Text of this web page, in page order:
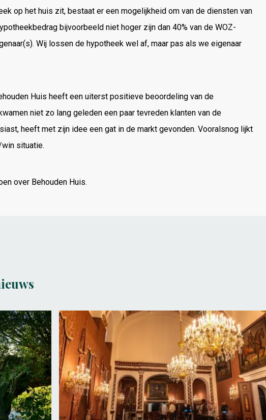
op het huis zit, bestaat er een mogelijkheid om van de diensten van
bijvoorbeeld niet hoger zijn dan 40% van de WOZ-
Wij lossen de hypotheek wel af, maar pas als we eigenaar
Huis heeft een uiterst positieve beoordeling van de
niet zo lang geleden een paar tevreden klanten van de
heeft met zijn idee een gat in de markt gevonden. Vooralsnog lijkt
situatie.
over Behouden Huis.